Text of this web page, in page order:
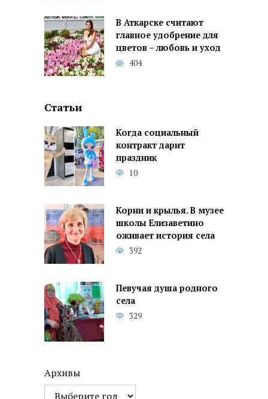
В Аткарске считают
главное удобрение для
цветов – любовь и уход
404
Статьи
Когда социальный
контракт дарит
праздник
10
Корни и крылья. В музее
школы Елизаветино
оживает история села
392
Певучая душа родного
села
329
Архивы